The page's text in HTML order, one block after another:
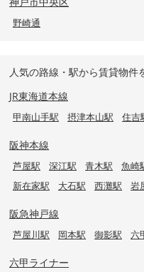
野崎通
人気の路線・駅から賃貸物件
JR東海道本線
甲南山手駅 摂津本山駅 住吉
阪神本線
芦屋駅 深江駅 青木駅 魚崎
新在家駅
大石駅 西灘駅 岩
阪急神戸線
芦屋川駅 岡本駅 御影駅 六
六甲ライナー